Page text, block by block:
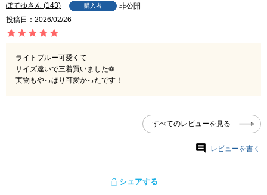
ぽてゆ 143 購入者
非公開
投稿日
2026/02/26
ライトブルー可愛くて
サイズ違いで三着買いました❁
実物もやっぱり可愛かったです！
すべてのレビューを見る
レビューを書く
シェアする